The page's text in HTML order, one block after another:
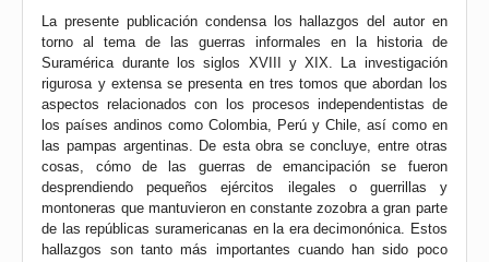
La presente publicación condensa los hallazgos del autor en
torno al tema de las guerras informales en la historia de
Suramérica durante los siglos XVIII y XIX. La investigación
rigurosa y extensa se presenta en tres tomos que abordan los
aspectos relacionados con los procesos independentistas de
los países andinos como Colombia, Perú y Chile, así como en
las pampas argentinas. De esta obra se concluye, entre otras
cosas, cómo de las guerras de emancipación se fueron
desprendiendo pequeños ejércitos ilegales o guerrillas y
montoneras que mantuvieron en constante zozobra a gran parte
de las repúblicas suramericanas en la era decimonónica. Estos
hallazgos son tanto más importantes cuando han sido poco